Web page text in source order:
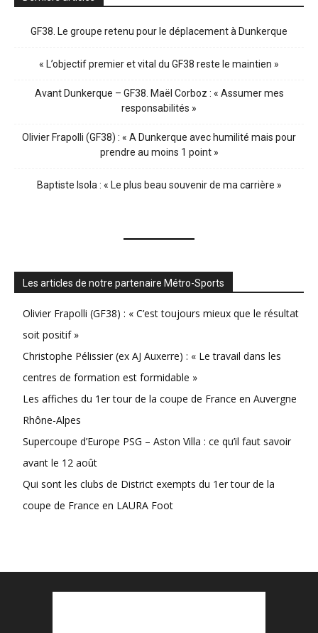
GF38. Le groupe retenu pour le déplacement à Dunkerque
« L’objectif premier et vital du GF38 reste le maintien »
Avant Dunkerque – GF38. Maël Corboz : « Assumer mes
responsabilités »
Olivier Frapolli (GF38) : « A Dunkerque avec humilité mais pour
prendre au moins 1 point »
Baptiste Isola : « Le plus beau souvenir de ma carrière »
Les articles de notre partenaire Métro-Sports
Olivier Frapolli (GF38) : « C’est toujours mieux que le résultat
soit positif »
Christophe Pélissier (ex AJ Auxerre) : « Le travail dans les
centres de formation est formidable »
Les affiches du 1er tour de la coupe de France en Auvergne
Rhône-Alpes
Supercoupe d’Europe PSG – Aston Villa : ce qu’il faut savoir
avant le 12 août
Qui sont les clubs de District exempts du 1er tour de la
coupe de France en LAURA Foot